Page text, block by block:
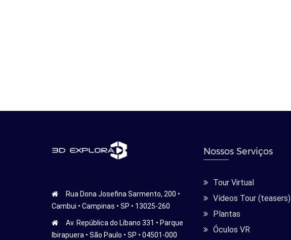
Rua Dona Josefina Sarmento, 200 •
Cambui • Campinas • SP • 13025-260
Av. República do Líbano 331 • Parque
Ibirapuera • São Paulo • SP • 04501-000
Nossos Serviços
Tour Virtual
Vídeos Tour (teasers)
Plantas
Óculos VR